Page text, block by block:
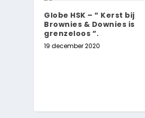
Globe HSK – ” Kerst bij
Brownies & Downies is
grenzeloos ”.
19 december 2020